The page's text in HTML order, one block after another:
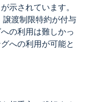
示されています。
譲渡制限特約が付与
の利用は難しかっ
への利用が可能と